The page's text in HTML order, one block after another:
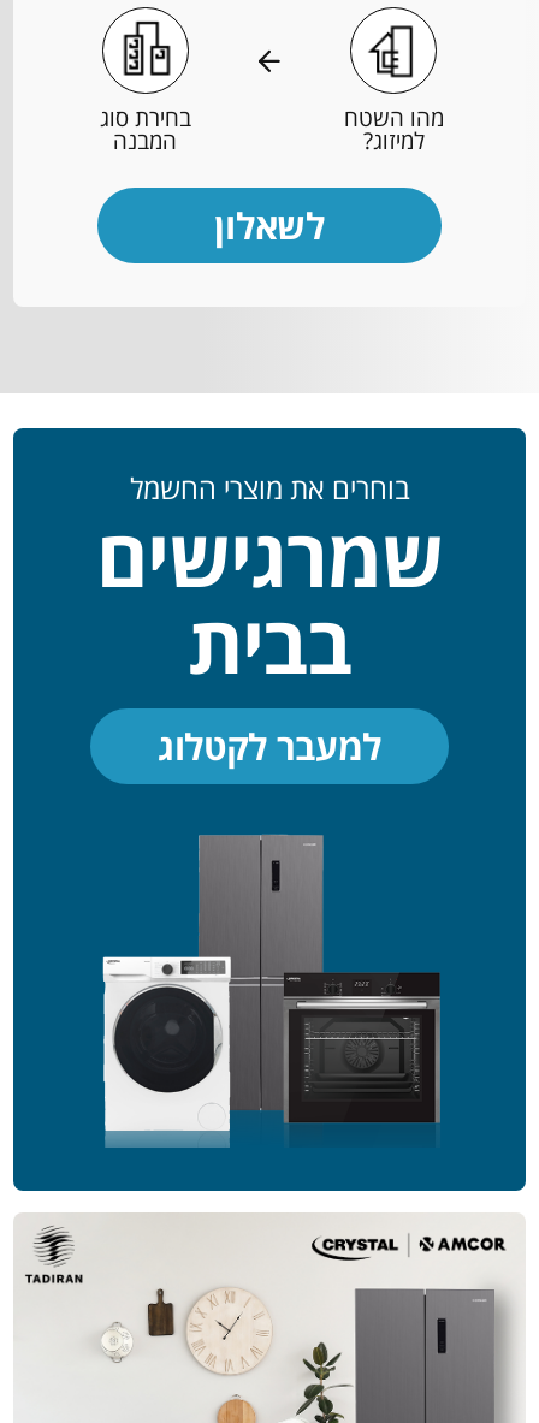
מהו השטח
למיזוג?
בחירת סוג
המבנה
לשאלון
בוחרים את מוצרי החשמל
שמרגישים
בבית
למעבר לקטלוג